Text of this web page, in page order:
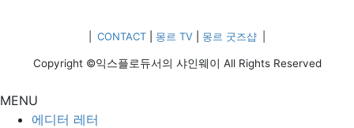
CONTACT 몽르 TV 몽르 굿즈샵
Copyright ©익스플로듀서의 샤인웨이 All Rights Reserved
MENU
에디터 레터